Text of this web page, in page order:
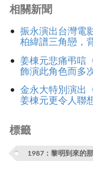
相關新聞
振永演出台灣電
柏緯譜三角戀，
姜棟元悲痛弔唁
飾演此角色而多
金永大特別演出
姜棟元更令人聯
標籤
1987：黎明到來的